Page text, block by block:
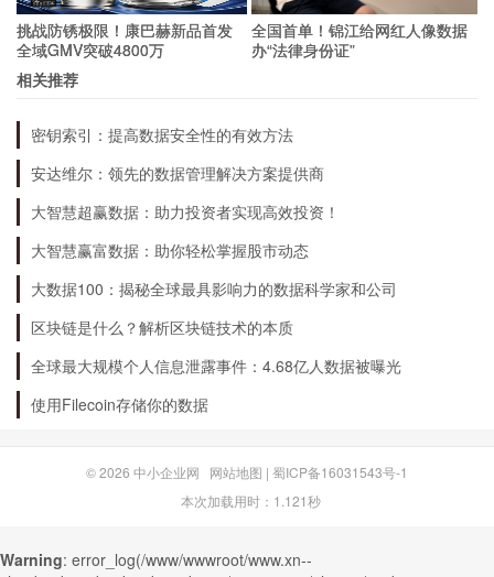
总之，投资600480股票需要审慎考虑，建议在了
解公司基本面和市场走势的基础上进行投资，同时
也需要控制好风险，以确保自身的利益最大化。
挑战防锈极限！康巴赫新品首发
全域GMV突破4800万
全国首单！锦江给网红人像数据
办“法律身份证”
相关推荐
密钥索引：提高数据安全性的有效方法
安达维尔：领先的数据管理解决方案提供商
大智慧超赢数据：助力投资者实现高效投资！
大智慧赢富数据：助你轻松掌握股市动态
大数据100：揭秘全球最具影响力的数据科学家和公司
区块链是什么？解析区块链技术的本质
全球最大规模个人信息泄露事件：4.68亿人数据被曝光
使用Filecoin存储你的数据
© 2026 中小企业网 网站地图 | 蜀ICP备16031543号-1
本次加载用时：1.121秒
Warning: error_log(/www/wwwroot/www.xn--